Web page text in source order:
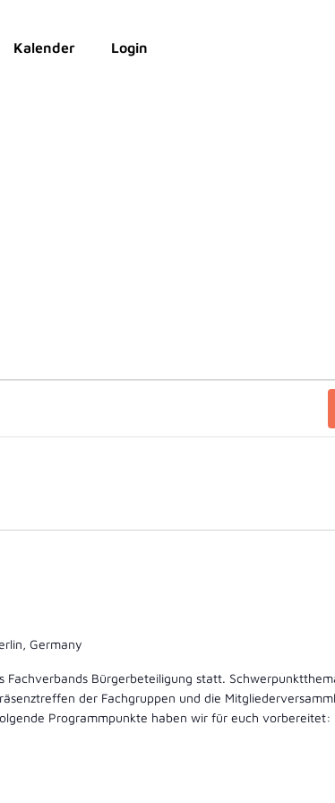
Kalender Login
Germany
Bürgerbeteiligung statt.
der Fachgruppen und die
Programmpunkte haben wir für euch